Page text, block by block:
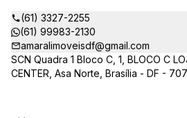
(61) 3327-2255
(61) 99983-2130
amaralimoveisdf@gmail.com
SCN Quadra 1 Bloco C, 1, BLOCO C
CENTER, Asa Norte, Brasília - DF -